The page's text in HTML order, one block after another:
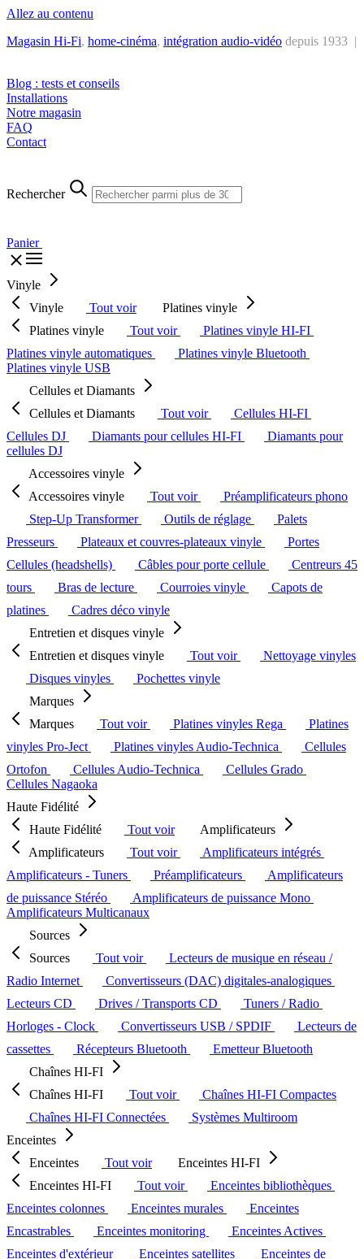
Allez au contenu
Magasin Hi-Fi, home-cinéma, intégration audio-vidéo depuis 1933 |
Blog : tests et conseils
Installations
Notre magasin
FAQ
Contact
Rechercher
Panier
Vinyle
Vinyle
Tout voir
Platines vinyle
Platines vinyle
Tout voir
Platines vinyle HI-FI
Platines vinyle automatiques
Platines vinyle Bluetooth
Platines vinyle USB
Cellules et Diamants
Cellules et Diamants
Tout voir
Cellules HI-FI
Cellules DJ
Diamants pour cellules HI-FI
Diamants pour
cellules DJ
Accessoires vinyle
Accessoires vinyle
Tout voir
Préamplificateurs phono
Step-Up Transformer
Outils de réglage
Palets
Presseurs
Plateaux et couvres-plateaux vinyle
Portes
Cellules (headshells)
Câbles pour porte cellule
Centreurs 45
tours
Bras de lecture Courroies vinyle
Capots de
platines
Cadres déco vinyle
Entretien et disques vinyle
Entretien et disques vinyle
Tout voir
Nettoyage vinyles
Disques vinyles
Pochettes vinyle
Marques
Marques
Tout voir Platines vinyles Rega
Platines
vinyles Pro-Ject
Platines vinyles Audio-Technica
Cellules
Ortofon
Cellules Audio-Technica
Cellules Grado
Cellules Nagaoka
Haute Fidélité
Haute Fidélité
Tout voir
Amplificateurs
Amplificateurs
Tout voir
Amplificateurs intégrés
Amplificateurs - Tuners
Préamplificateurs
Amplificateurs
de puissance Stéréo
Amplificateurs de puissance Mono
Amplificateurs Multicanaux
Sources
Sources
Tout voir
Lecteurs de musique en réseau /
Radio Internet
Convertisseurs (DAC) digitales-analogiques
Lecteurs CD
Drives / Transports CD
Tuners / Radio
Horloges - Clock
Convertisseurs USB / SPDIF
Lecteurs de
cassettes
Récepteurs Bluetooth
Emetteur Bluetooth
Chaînes HI-FI
Chaînes HI-FI
Tout voir
Chaînes HI-FI Compactes
Chaînes HI-FI Connectées
Systèmes Multiroom
Enceintes
Enceintes
Tout voir
Enceintes HI-FI
Enceintes HI-FI
Tout voir
Enceintes bibliothèques
Enceintes colonnes
Enceintes murales
Enceintes
Encastrables
Enceintes monitoring
Enceintes Actives
Enceintes d'extérieur
Enceintes satellites
Enceintes de